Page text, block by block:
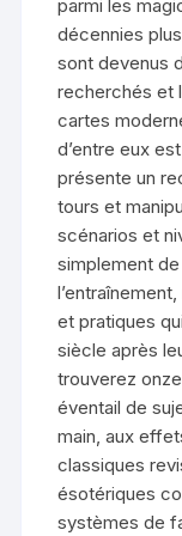
parmi les
décennies
sont devenus
recherchés et
cartes
d’entre eux
présente un
tours et
scénarios et
simplement
et pratiques
siècle après
trouverez
éventail de
main, aux
classiques
ésotériques
systèmes de